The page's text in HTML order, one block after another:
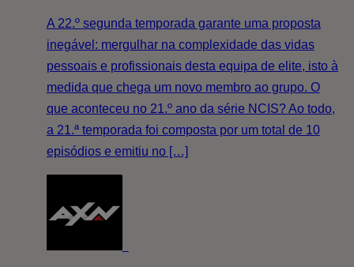
A 22.º segunda temporada garante uma proposta
inegável: mergulhar na complexidade das vidas
pessoais e profissionais desta equipa de elite, isto à
medida que chega um novo membro ao grupo. O
que aconteceu no 21.º ano da série NCIS? Ao todo,
a 21.ª temporada foi composta por um total de 10
episódios e emitiu no […]